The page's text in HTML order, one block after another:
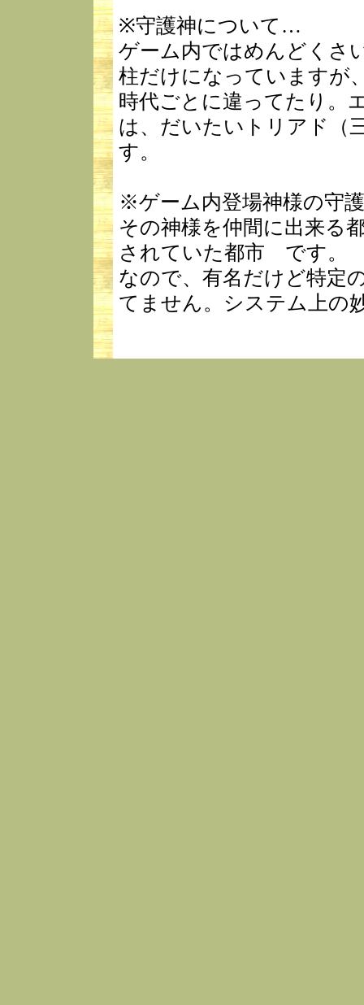
※守護神について…
ゲーム内ではめんどくさ
柱だけになっていますが
時代ごとに違ってたり。
は、だいたいトリアド（
す。
※ゲーム内登場神様の守
その神様を仲間に出来る
されていた都市 です。
なので、有名だけど特定
てません。システム上の